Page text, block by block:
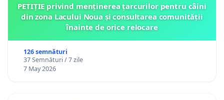
PETIȚIE privind menținerea țarcurilor pentru câini
din zona Lacului Noua și consultarea comunității
înainte de orice relocare
126 semnături
37 Semnături / 7 zile
7 May 2026